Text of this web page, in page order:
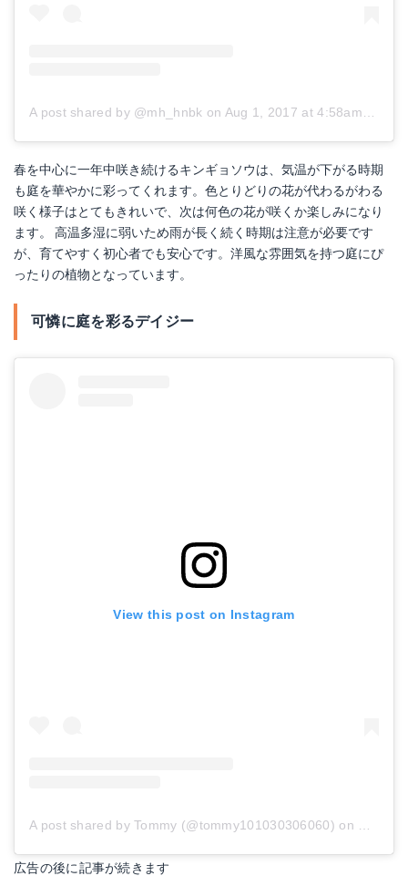
A post shared by @mh_hnbk on Aug 1, 2017 at 4:58am PDT
春を中心に一年中咲き続けるキンギョソウは、気温が下がる時期
も庭を華やかに彩ってくれます。色とりどりの花が代わるがわる
咲く様子はとてもきれいで、次は何色の花が咲くか楽しみになり
ます。 高温多湿に弱いため雨が長く続く時期は注意が必要です
が、育てやすく初心者でも安心です。洋風な雰囲気を持つ庭にぴ
ったりの植物となっています。
可憐に庭を彩るデイジー
View this post on Instagram
A post shared by Tommy (@tommy101030306060) on
広告の後に記事が続きます